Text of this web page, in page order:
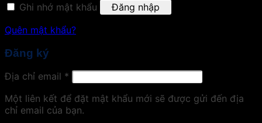
Ghi nhớ mật khẩu
Đăng nhập
Quên mật khẩu?
Đăng ký
Địa chỉ email *
Một liên kết để đặt mật khẩu mới sẽ được gửi đến địa
chỉ email của bạn.